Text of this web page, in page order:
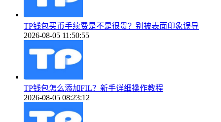
TP钱包买币手续费是不是很贵？别被表面印象误导
2026-08-05 11:50:55
TP钱包怎么添加FIL？新手详细操作教程
2026-08-05 08:23:12